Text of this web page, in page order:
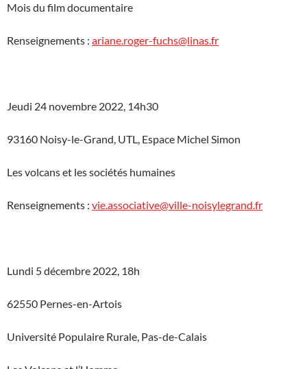
Mois du film documentaire
Renseignements : ariane.roger-fuchs@linas.fr
Jeudi 24 novembre 2022, 14h30
93160 Noisy-le-Grand, UTL, Espace Michel Simon
Les volcans et les sociétés humaines
Renseignements : vie.associative@ville-noisylegrand.fr
Lundi 5 décembre 2022, 18h
62550 Pernes-en-Artois
Université Populaire Rurale, Pas-de-Calais